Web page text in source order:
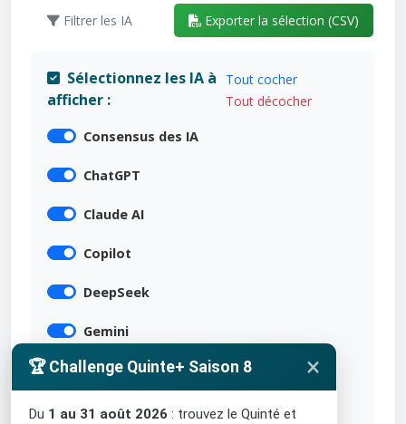
Filtrer les IA Exporter la sélection (CSV)
Sélectionnez les IA à
afficher :
Tout cocher
Tout décocher
Consensus des IA
ChatGPT
Claude AI
Copilot
DeepSeek
Gemini
Grok
Mistral
🏆 Challenge Quinte+ Saison 8 ×
Du 1 au 31 août 2026 : trouvez le Quinté et